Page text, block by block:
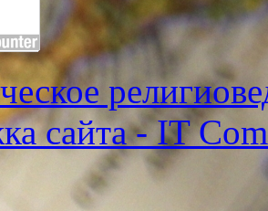
сайта - IT